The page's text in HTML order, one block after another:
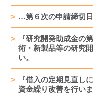
…第６次の申請締切日
『研究開発助成金の
術・新製品等の研究
い。
『借入の定期見直
資金繰り改善を行いま